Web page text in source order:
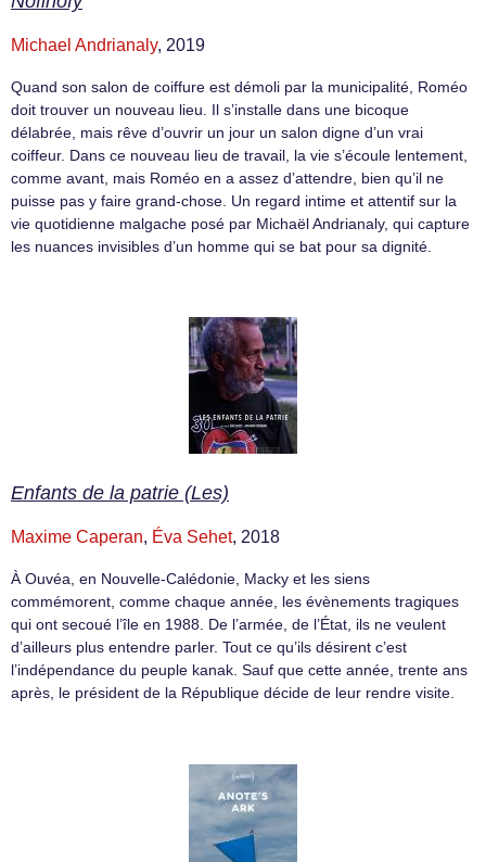
Michael Andrianaly, 2019
Quand son salon de coiffure est démoli par la municipalité, Roméo
doit trouver un nouveau lieu. Il s’installe dans une bicoque
délabrée, mais rêve d’ouvrir un jour un salon digne d’un vrai
coiffeur. Dans ce nouveau lieu de travail, la vie s’écoule lentement,
comme avant, mais Roméo en a assez d’attendre, bien qu’il ne
puisse pas y faire grand-chose. Un regard intime et attentif sur la
vie quotidienne malgache posé par Michaël Andrianaly, qui capture
les nuances invisibles d’un homme qui se bat pour sa dignité.
Enfants de la patrie (Les)
Maxime Caperan, Éva Sehet, 2018
À Ouvéa, en Nouvelle-Calédonie, Macky et les siens
commémorent, comme chaque année, les évènements tragiques
qui ont secoué l’île en 1988. De l’armée, de l’État, ils ne veulent
d’ailleurs plus entendre parler. Tout ce qu’ils désirent c’est
l’indépendance du peuple kanak. Sauf que cette année, trente ans
après, le président de la République décide de leur rendre visite.